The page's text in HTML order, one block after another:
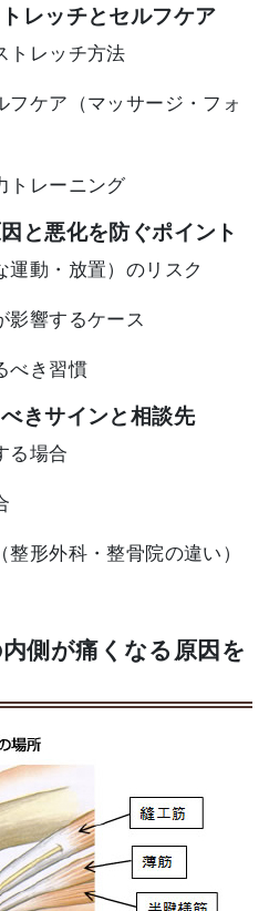
レッチとセルフケア
トレッチ方法
フケア（マッサージ・フォ
トレーニング
と悪化を防ぐポイント
運動・放置）のリスク
影響するケース
べき習慣
きサインと相談先
る場合
整形外科・整骨院の違い）
側が痛くなる原因を